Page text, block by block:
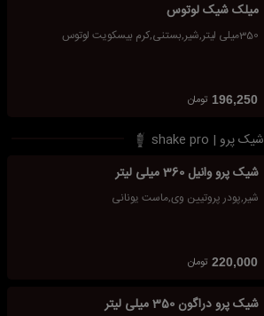
میلک شیک لوتوس
350میلی لیتر,شیر,بستنی,کرم بیسکویت لوتوس
196,250 تومان
شیک پرو | shake pro
شیک پرو وانیل 360 میلی لیتر
شیر,پودر پروتیین وی,ماست یونانی
220,000 تومان
شیک پرو دراگون 350 میلی لیتر